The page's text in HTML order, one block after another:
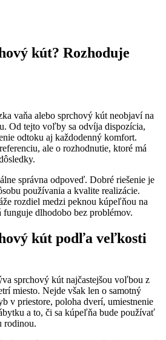
kút? Rozhoduje
vaňa alebo sprchový kút neobjaví na
Od tejto voľby sa odvíja dispozícia,
odtoku aj každodenný komfort.
ale o rozhodnutie, ktoré má
správna odpoveď. Dobré riešenie je
používania a kvalite realizácie.
rozdiel medzi peknou kúpeľňou na
dlhodobo bez problémov.
kút podľa veľkosti
sprchový kút najčastejšou voľbou z
miesto. Nejde však len o samotný
v priestore, poloha dverí, umiestnenie
a to, či sa kúpeľňa bude používať
rodinou.